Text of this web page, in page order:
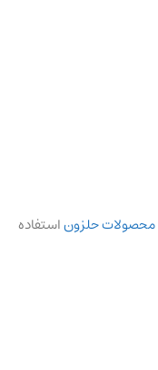
محصولات حلزوناستفاده